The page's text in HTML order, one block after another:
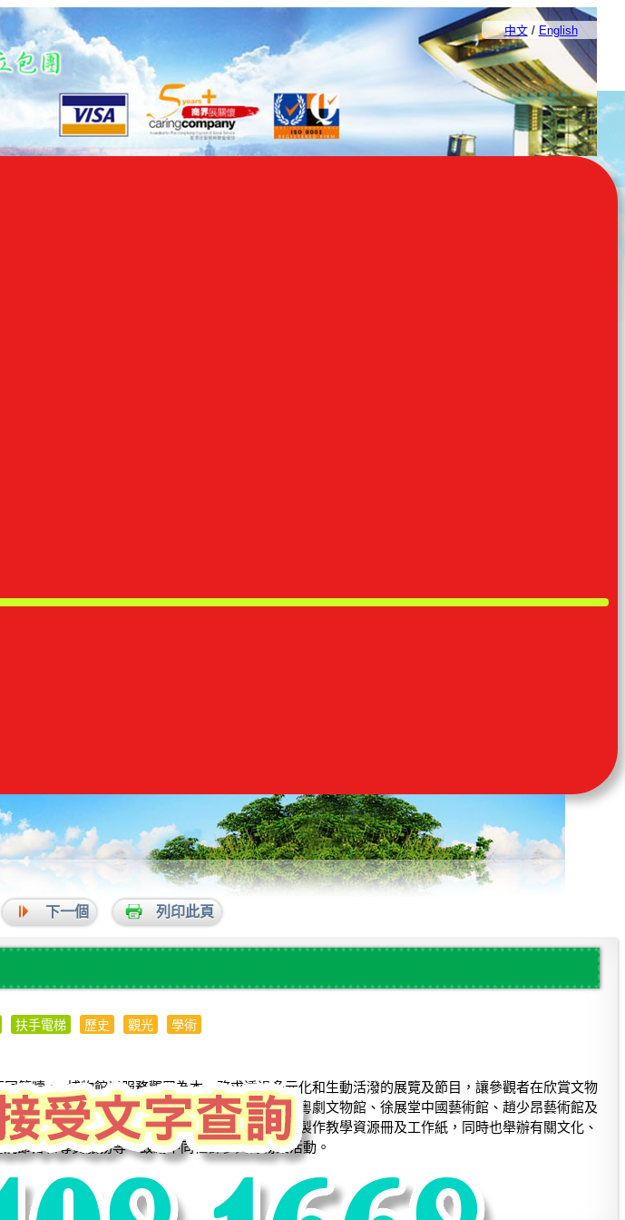
中文/ English
下一個 列印此頁
扶手電梯 歷史 觀光 學術
範疇。 博物館以服務觀眾為本，務求透過多元化和生動活潑的展覽及節目，讓參觀者在欣賞文物
達7,500平方米。5個常設展覽館包括金庸館、粵劇文物館、徐展堂中國藝術館、趙少昂藝術館及
推廣和教育方面，本館出版季度博物館通訊、製作教學資源冊及工作紙，同時也舉辦有關文化、
節目和導賞服務等，鼓勵不同社群參與博物館活動。